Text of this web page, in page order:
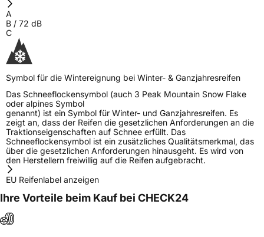
A
B / 72 dB
C
Symbol für die Wintereignung bei Winter- & Ganzjahresreifen
Das Schneeflockensymbol (auch 3 Peak Mountain Snow Flake
oder alpines Symbol
genannt) ist ein Symbol für Winter- und Ganzjahresreifen. Es
zeigt an, dass der Reifen die gesetzlichen Anforderungen an die
Traktionseigenschaften auf Schnee erfüllt. Das
Schneeflockensymbol ist ein zusätzliches Qualitätsmerkmal, das
über die gesetzlichen Anforderungen hinausgeht. Es wird von
den Herstellern freiwillig auf die Reifen aufgebracht.
EU Reifenlabel anzeigen
Ihre Vorteile beim Kauf bei CHECK24